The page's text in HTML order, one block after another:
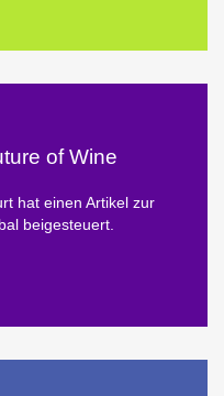
of Wine
hat einen Artikel zur
beigesteuert.